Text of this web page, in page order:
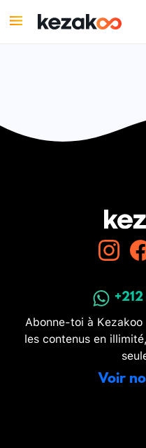
Abonne-toi à
les contenus en
Voir